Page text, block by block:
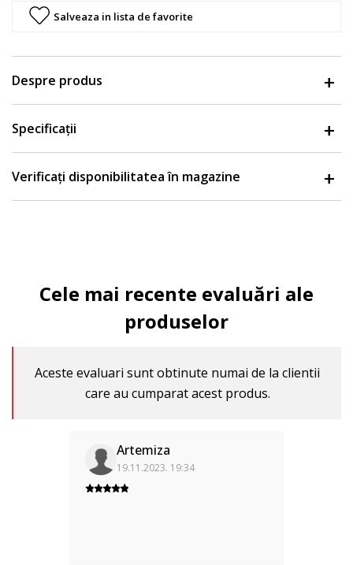
Salveaza in lista de favorite
Despre produs
Specificații
Verificați disponibilitatea în magazine
Cele mai recente evaluări ale
produselor
Aceste evaluari sunt obtinute numai de la clientii
care au cumparat acest produs.
Artemiza
19.11.2023. 19:34